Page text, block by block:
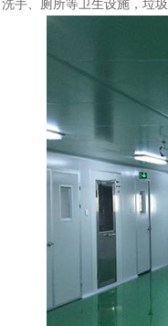
手、厕所等卫生设施，垃